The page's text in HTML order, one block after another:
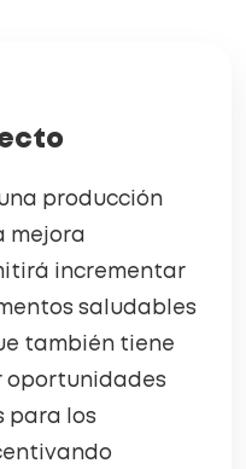
producción
mejora
incrementar
saludables
también tiene
oportunidades
para los